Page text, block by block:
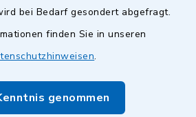
bei Bedarf gesondert abgefragt.
finden Sie in unseren
.
genommen
Impressum